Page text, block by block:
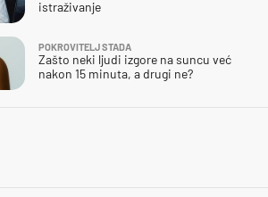
istraživanje
POKROVITELJ STADA
Zašto neki ljudi izgore na suncu već
nakon 15 minuta, a drugi ne?